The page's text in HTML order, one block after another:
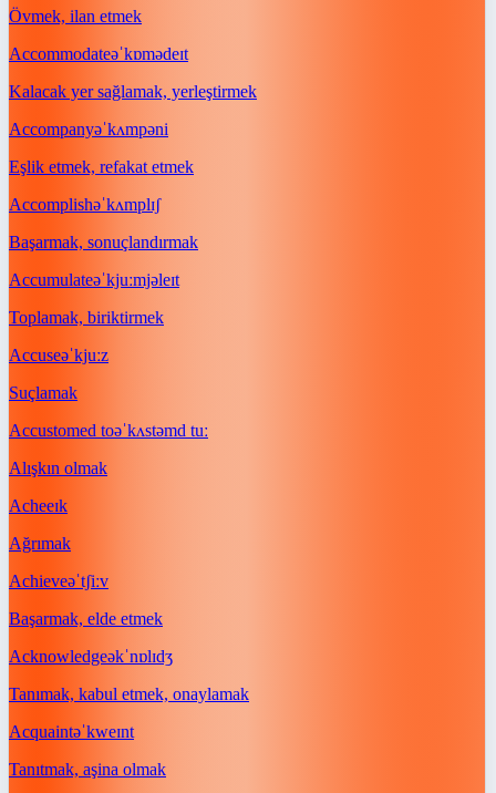
Övmek, ilan etmek
Accommodateəˈkɒmədeɪt
Kalacak yer sağlamak, yerleştirmek
Accompanyəˈkʌmpəni
Eşlik etmek, refakat etmek
Accomplishəˈkʌmplɪʃ
Başarmak, sonuçlandırmak
Accumulateəˈkjuːmjəleɪt
Toplamak, biriktirmek
Accuseəˈkjuːz
Suçlamak
Accustomed toəˈkʌstəmd tuː
Alışkın olmak
Acheeɪk
Ağrımak
Achieveəˈtʃiːv
Başarmak, elde etmek
Acknowledgeəkˈnɒlɪdʒ
Tanımak, kabul etmek, onaylamak
Acquaintəˈkweɪnt
Tanıtmak, aşina olmak